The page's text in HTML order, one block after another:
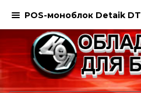
POS-моноблок Detaik